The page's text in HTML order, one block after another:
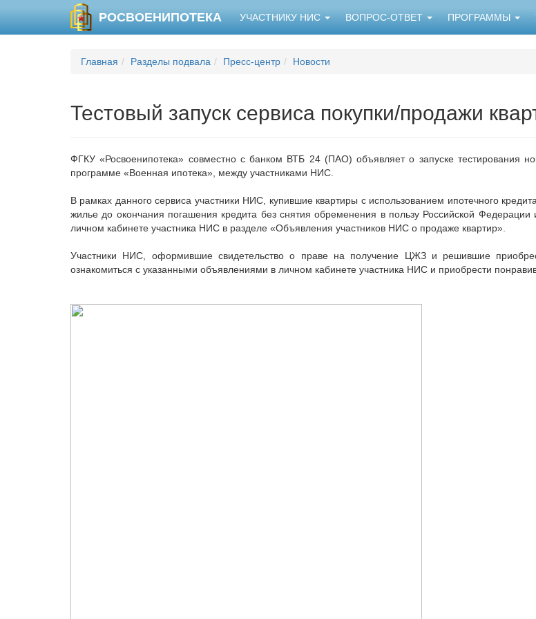
РОСВОЕНИПОТЕКА УЧАСТНИКУ НИС ВОПРОС-ОТВЕТ ПРОГРАММЫ
Главная Разделы подвала Пресс-центр Новости
Тестовый запуск сервиса покупки/продажи
ФГКУ «Росвоенипотека» совместно с банком ВТБ 24 (ПАО) объявляет о запуске тестирования
программе «Военная ипотека», между участниками НИС.
В рамках данного сервиса участники НИС, купившие квартиры с использованием ипотечного
жилье до окончания погашения кредита без снятия обременения в пользу Российской
личном кабинете участника НИС в разделе «Объявления участников НИС о продаже квартир».
Участники НИС, оформившие свидетельство о праве на получение ЦЖЗ и решившие
ознакомиться с указанными объявлениями в личном кабинете участника НИС и приобрести